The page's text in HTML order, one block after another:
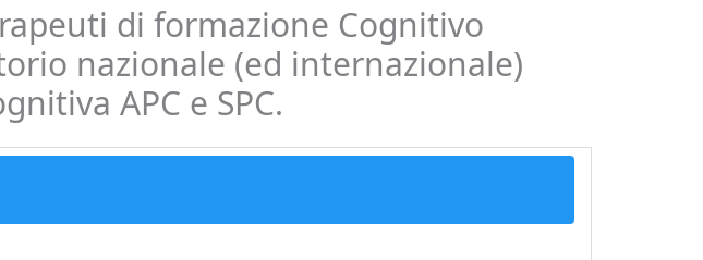
di formazione Cognitivo
nazionale (ed internazionale)
APC e SPC.